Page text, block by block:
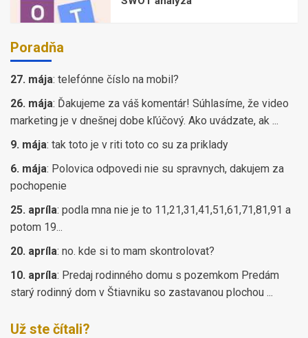
Poradňa
27. mája: telefónne číslo na mobil?
26. mája: Ďakujeme za váš komentár! Súhlasíme, že video
marketing je v dnešnej dobe kľúčový. Ako uvádzate, ak ...
9. mája: tak toto je v riti toto co su za priklady
6. mája: Polovica odpovedi nie su spravnych, dakujem za
pochopenie
25. apríla: podla mna nie je to 11,21,31,41,51,61,71,81,91 a
potom 19...
20. apríla: no. kde si to mam skontrolovat?
10. apríla: Predaj rodinného domu s pozemkom Predám
starý rodinný dom v Štiavniku so zastavanou plochou ...
Už ste čítali?